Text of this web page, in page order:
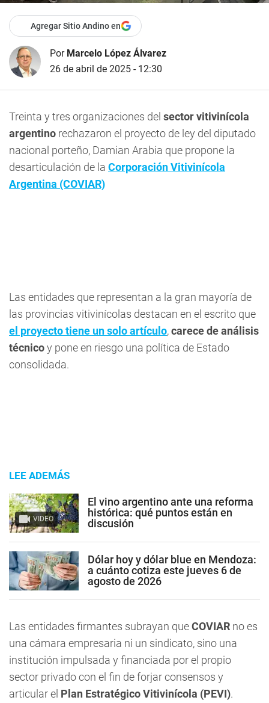
Agregar Sitio Andino en
Por Marcelo López Álvarez
26 de abril de 2025 - 12:30
Treinta y tres organizaciones del sector vitivinícola
argentino rechazaron el proyecto de ley del diputado
nacional porteño, Damian Arabia que propone la
desarticulación de la Corporación Vitivinícola
Argentina (COVIAR)
Las entidades que representan a la gran mayoría de
las provincias vitivinícolas destacan en el escrito que
el proyecto tiene un solo artículo,carece de análisis
técnicoy pone en riesgo una política de Estado
consolidada.
LEE ADEMÁS
VIDEO
El vino argentino ante una reforma
histórica: qué puntos están en
discusión
Dólar hoy y dólar blue en Mendoza:
a cuánto cotiza este jueves 6 de
agosto de 2026
Las entidades firmantes subrayan queCOVIAR no es
una cámara empresaria ni un sindicato, sino una
institución impulsada y financiada por el propio
sector privado con el fin de forjar consensos y
articular el Plan Estratégico Vitivinícola (PEVI).